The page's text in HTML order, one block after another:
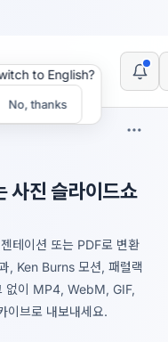
사진 슬라이드쇼
테이션 또는 PDF로 변환
, Ken Burns 모션, 패럴랙
없이 MP4, WebM, GIF,
브로 내보내세요.
to English?
No, thanks